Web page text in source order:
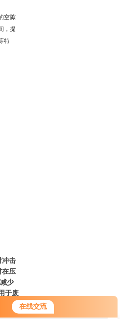
在线交流
！欢迎前来咨询，很高兴为您
，请问您要咨询什么问题呢？
空隙
，提
特
冲击
在压
少
于废